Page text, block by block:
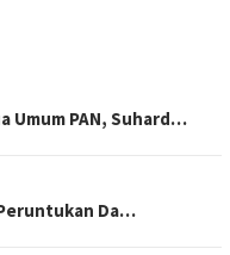
Umum PAN, Suhard…
Da…